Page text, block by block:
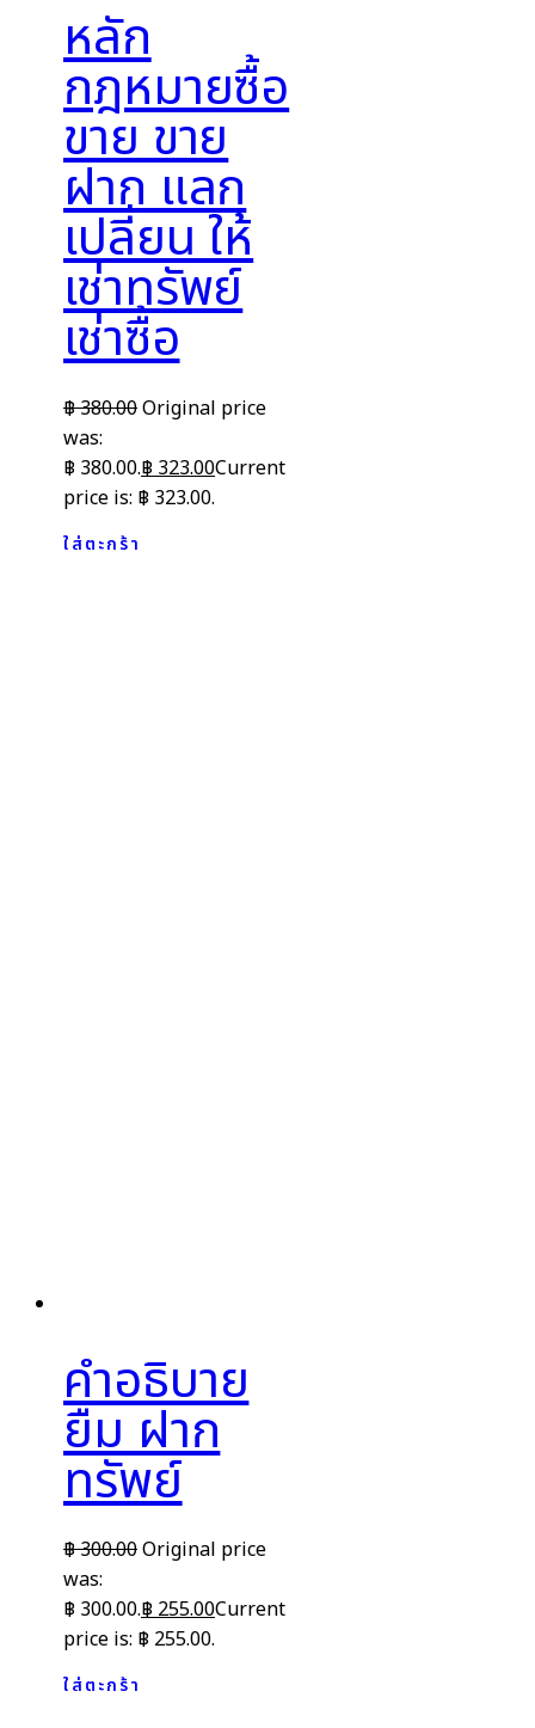
หลัก
กฎหมายซื้อ
ขาย ขาย
ฝาก แลก
เปลี่ยน ให้
เช่าทรัพย์
เช่าซื้อ
฿380.00Original price
was:
฿ 380.00.฿ 323.00Current
price is: ฿ 323.00.
ใส่ตะกร้า
คำอธิบาย
ยืม ฝาก
ทรัพย์
฿300.00Original price
was:
฿ 300.00.฿255.00Current
price is: ฿ 255.00.
ใส่ตะกร้า